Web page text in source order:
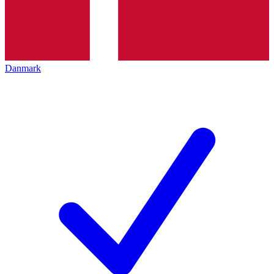
Danmark